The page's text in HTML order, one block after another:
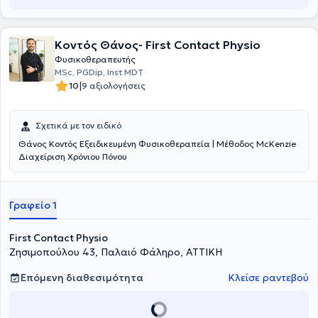
δημιουργούν μέσα από την λεπτομερή και εξατομικευμένη
αξιολόγηση. Ο συνδυασμός της κλινικής εμπειρίας, των σύγχρονων
επιστημονικών δεδομένων και οι στόχοι του εκάστοτε ασθενούς,
τους οδηγούν στην αποτελεσματική και γρήγορη επιστροφή του στις
καθημερινές και αθλητικές δραστηριότητες.
Κοντός Θάνος- First Contact Physio
Φυσικοθεραπευτής
MSc, PGDip, Inst MDT
10|9 αξιολογήσεις
Σχετικά με τον ειδικό
Θάνος Κοντός Εξειδικευμένη Φυσικοθεραπεία | Μέθοδος McKenzie
Διαχείριση Χρόνιου Πόνου
Γραφείο 1
First Contact Physio
Ζησιμοπούλου 43, Παλαιό Φάληρο, ΑΤΤΙΚΗ
Επόμενη διαθεσιμότητα
Κλείσε ραντεβού